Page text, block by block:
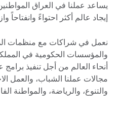
يساعد عملنا في العراق
إيجاد عالم أكثر احتواءً وانفتاحاً
نعمل في شراكات مع منظمات
والمؤسسات الحكومية في
أنحاء العالم من أجل تنفيذ برامج
مجالات عملنا الشباب، والعمل
والتنوع، والرياضة، والمواطنة